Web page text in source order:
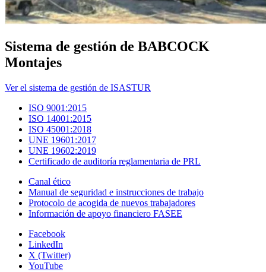
Sistema de gestión de BABCOCK
Montajes
Ver el sistema de gestión de ISASTUR
ISO 9001:2015
ISO 14001:2015
ISO 45001:2018
UNE 19601:2017
UNE 19602:2019
Certificado de auditoría reglamentaria de PRL
Canal ético
Manual de seguridad e instrucciones de trabajo
Protocolo de acogida de nuevos trabajadores
Información de apoyo financiero FASEE
Facebook
LinkedIn
X (Twitter)
YouTube